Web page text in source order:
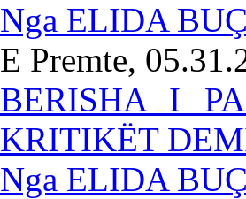
Nga ELIDA
E Premte,
BERISHA I
KRITIKËT
Nga ELIDA